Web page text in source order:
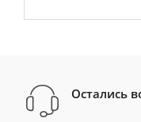
Остались